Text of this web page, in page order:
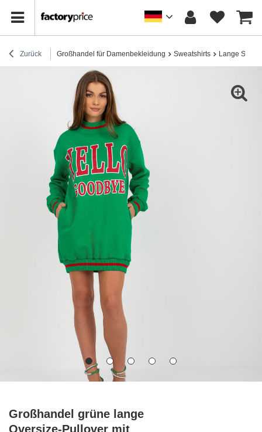
Zurück Großhandel für Damenbekleidung Sweatshirts Lange
Großhandel grüne lange
Oversize-Pullover mit